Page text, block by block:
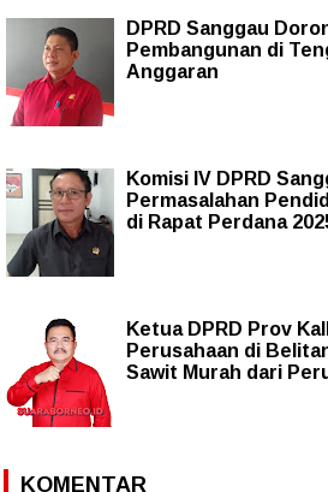
DPRD Sanggau
Pembangunan di
Anggaran
Komisi IV DPRD
Permasalahan
di Rapat Perdana
Ketua DPRD Prov
Perusahaan di
Sawit Murah dari
KOMENTAR